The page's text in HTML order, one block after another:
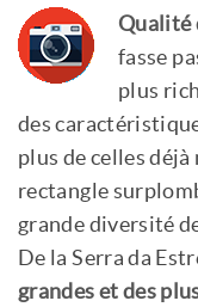
Qualité
fasse
plus
des
plus de celles
rectangle
grande diversité
De la Serra da
grandes et des